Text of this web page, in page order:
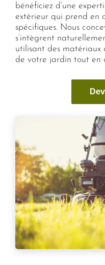
bénéficiez d’une
extérieur qui prend en
spécifiques. Nous
s’intègrent
utilisant des matériaux
de votre jardin tout en